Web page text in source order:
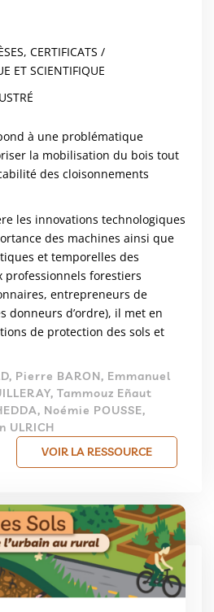
CERTIFICATS /
ET SCIENTIFIQUE
à une problématique
la mobilisation du bois tout
des cloisonnements
les innovations technologiques
des machines ainsi que
et temporelles des
professionnels forestiers
entrepreneurs de
donneurs d’ordre), il met en
de protection des sols et
Pierre BARON, Emmanuel
Tammouz Eñaut
Noémie POUSSE,
ULRICH
VOIR LA RESSOURCE